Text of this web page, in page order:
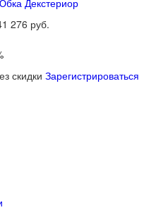
Декстериор
276 руб.
скидки Зарегистрироваться